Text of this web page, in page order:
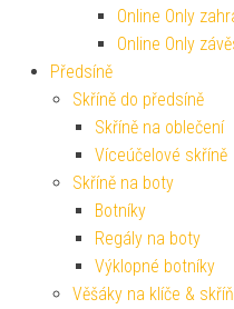
Online Only
Online Only
Předsíně
Skříně do předsíně
Skříně na oblečení
Víceúčelové skříně
Skříně na boty
Botníky
Regály na boty
Výklopné botníky
Věšáky na klíče &